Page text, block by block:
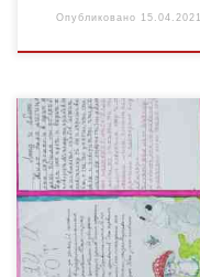
Опубликовано 15.04.2021
«Сказка ложь, да в
слова мы знаем с
детства. Сказка не